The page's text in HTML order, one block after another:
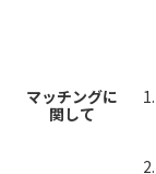
マッチングに
関して